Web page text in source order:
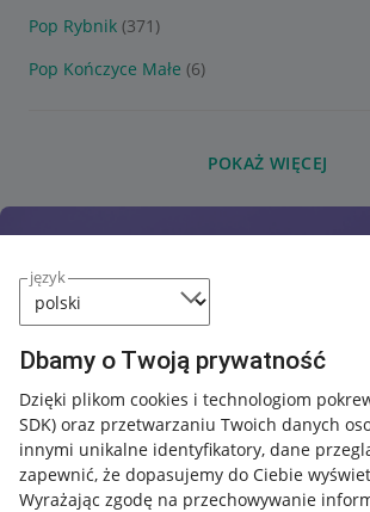
język
Dbamy o Twoją prywatność
Dzięki plikom cookies i technologiom
SDK) oraz przetwarzaniu Twoich danych
innymi unikalne identyfikatory, dane
zapewnić, że dopasujemy do Ciebie
Wyrażając zgodę na przechowywanie
Pop Rybnik (371)
Pop Kończyce Małe (6)
POKAŻ WIĘCEJ